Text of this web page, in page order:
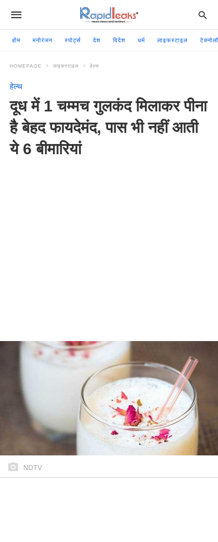
होम मनोरंजन स्पोर्ट्स देश विदेश धर्म लाइफस्टाइल
HOMEPAGE लाइफस्टाइल हेल्थ
हेल्थ
दूध में 1 चम्मच गुलकंद मिलाकर पीना
है बेहद फायदेमंद, पास भी नहीं आती
ये 6 बीमारियां
NDTV